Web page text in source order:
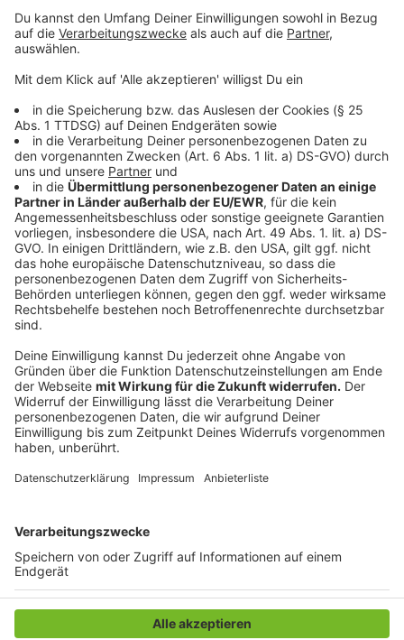
mindestens eine Partei aus, die am ehesten zu den
eigenen Ansichten passt.
Hier gelangt ihr zum Wahl-O-Mat
Anzeige
Wir haben euch als Service den Wahl-O-Mat direkt
mitverlinkt, sodass ihr nicht nach ihm suchen müsst.
Klickt dazu einfach auf diesen Link.Das Programm
gibt es auch als App für alle gängigen Smartphones.
Der Wahl-O-Mat kann so häufig wie gewollt
ausgeführt werden, bis am Ende die vielleicht
passende Partei gefunden ist.
Autoren: José Narciandi & Joachim Schultheis
Anzeige
Anzeige